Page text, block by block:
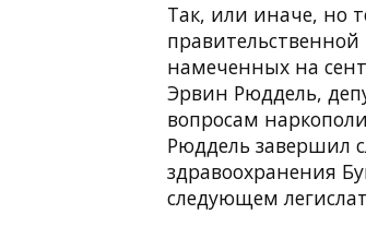
Так, или иначе, но
намеченных на
Эрвин Рюддель,
вопросам
Рюддель завершил
здравоохранения
следующем